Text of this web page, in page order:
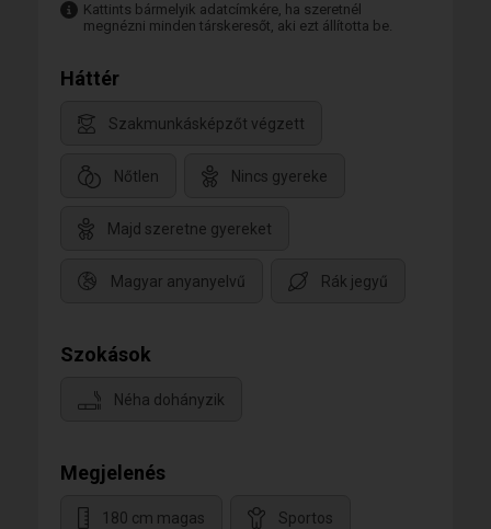
Kattints bármelyik adatcímkére, ha szeretnél
megnézni minden társkeresőt, aki ezt állította be.
Háttér
Szakmunkásképzőt végzett
Nőtlen Nincs gyereke
Majd szeretne gyereket
Magyar anyanyelvű Rák jegyű
Szokások
Néha dohányzik
Megjelenés
180 cm magas Sportos